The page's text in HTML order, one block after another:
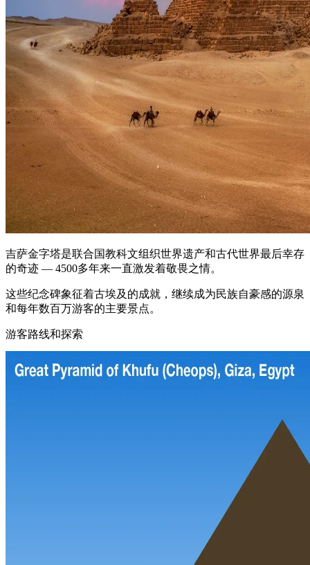
吉萨金字塔是联合国教科文组织世界遗产和古代世界最后幸存
的奇迹 — 4500多年来一直激发着敬畏之情。
这些纪念碑象征着古埃及的成就，继续成为民族自豪感的源泉
和每年数百万游客的主要景点。
游客路线和探索